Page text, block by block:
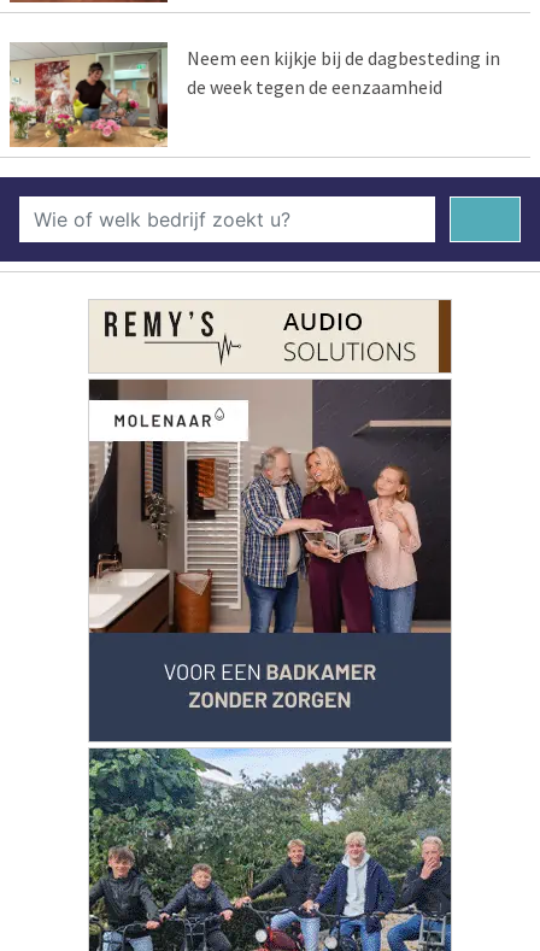
Neem een kijkje bij de dagbesteding in
de week tegen de eenzaamheid